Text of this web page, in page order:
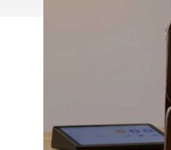
STUDIOS